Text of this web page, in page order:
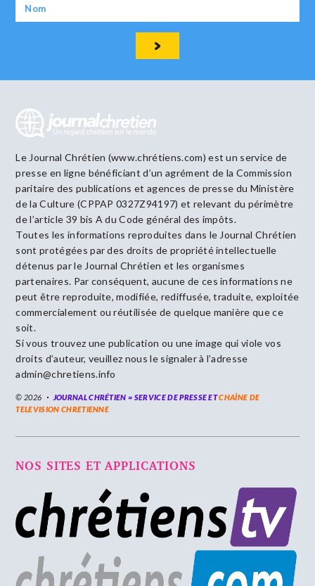
Le Journal Chrétien (www.chrétiens.com) est un service de
presse en ligne bénéficiant d’un agrément de la Commission
paritaire des publications et agences de presse du Ministère
de la Culture (CPPAP 0327Z94197) et relevant du périmètre
de l’article 39 bis A du Code général des impôts.
Toutes les informations reproduites dans le Journal Chrétien
sont protégées par des droits de propriété intellectuelle
détenus par le Journal Chrétien et les organismes
partenaires. Par conséquent, aucune de ces informations ne
peut être reproduite, modifiée, rediffusée, traduite, exploitée
commercialement ou réutilisée de quelque manière que ce
soit.
Si vous trouvez une publication ou une image qui viole vos
droits d’auteur, veuillez nous le signaler à l’adresse
admin@chretiens.info
© 2026 JOURNAL CHRÉTIEN = SERVICE DE PRESSE ETCHAÎNE DE
TELEVISION CHRETIENNE
NOS SITES ET APPLICATIONS